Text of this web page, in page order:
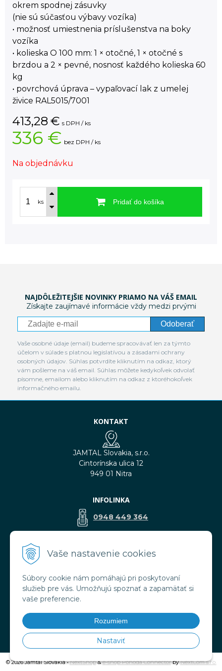
Vaše nastavenie cookies
Súbory cookie nám pomáhajú pri poskytovaní
služieb pre vás. Umožňujú spoznať a zapamätať si
vaše preferencie.
Rozumiem
Nastaviť
okrem spodnej zásuvky
(nie sú súčasťou výbavy vozíka)
• možnosť umiestnenia príslušenstva na boky
vozíka
• kolieska O 100 mm: 1 × otočné, 1 × otočné s
brzdou a 2 × pevné, nosnosť každého kolieska 60
kg
• povrchová úprava – vypaľovací lak z umelej
živice RAL5015/7001
413,28 € s DPH / ks
336 € bez DPH / ks
Na objednávku
ks Pridať do košíka
NAJDÔLEŽITEJŠIE NOVINKY PRIAMO NA VÁŠ EMAIL
Získajte zaujímavé informácie vždy medzi prvými
Odoberať
Vaše osobné údaje (email) budeme spracovávať len za týmto
účelom v súlade s platnou legislatívou a zásadami ochrany
osobných údajov. Súhlas potvrdíte kliknutím na odkaz, ktorý
vám pošleme na váš email. Súhlas môžete kedykoľvek odvolať
písomne, emailom alebo kliknutím na odkaz z ktoréhokoľvek
informačného emailu.
KONTAKT
JAMTAL Slovakia, s.r.o.
Cintorínska ulica 12
949 01 Nitra
INFOLINKA
0948 449 364
VŠETKO O NÁKUPE
Obchodné podmienky
Doprava a platba
Ochrana osobných údajov
© 2026 Jamtal Slovakia •NextShop&e-shop Pohoda ConnectorbyNextCom s.r.o.